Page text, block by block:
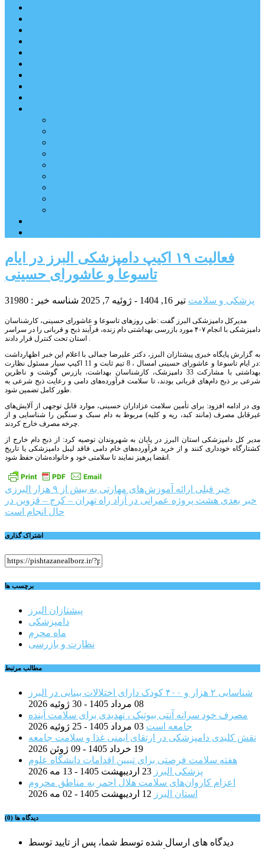
فعالیت ١٩ اکیپ دامپزشکی البرز در ایام
تاسوعا و عاشورای حسینی
پزشکی و سلامت تیر 16, 1404 - ژوئیه 7, 2025 شناسه خبر : 31980
مدیرکل دامپزشکی البرز گفت :طی روزهای تاسوعا و عاشورای حسینی، کارشناسان
دامپزشکی با انجام ۴۰۷ مورد بازرسی بهداشتی دام زنده، فرآیند ذبح و قربانی را در سراسر
استان تحت کنترل قرار دادند .
به گزارش پایگاه خبری پیشتازان البرز، دکتر علیرضا جمالی با اعلام این خبر اظهارداشت
:در ایام تاسوعا و عاشورای حسینی امسال ، 8 تیم ثابت و 11 اکیپ سیار مسئول نظارت
بهداشتی با مشارکت 33 دامپزشک، کارشناسان بهداشت، بازرس گوشت و ناظرین
شرعی بر ذبح دام‌های قربانی بودند، تا سلامت فرآورده‌های دامی و رعایت ذبح شرعی به
طور کامل تضمین شود.
وی در ادامه افزود: برای تأمین سلامت عزاداران حسینی، موارد قابل توجهی از آلایش‌های
غیرقابل مصرف (مانند کبد، ریه و کلیه) مربوط به دام سبک و سنگین را شناسایی و از
چرخه مصرف خارج کردند.
مدیر کل دامپزشکی استان البرز در پایان به شهروندان توصیه کرد: از ذبح دام خارج از
کشتارگاه خودداری کنند و از خرید فرآورده‌های خام دامی فاقد لیبل دامپزشکی یا تاریخ
انقضا پرهیز نمایند تا سلامتی خود و خانواده‌شان حفظ شود.
راهبری
نوشته
خبر قبلی ارائه آموزش‌های مهارتی به بیش از ۹ هزار البرزی
خبر بعدی هشت پروژه عمرانی در آزاد راه تهران – کرج – قزوین در
حال انجام است
اشتراک گذاری
برچسب ها
پیشتازان البرز
دامپزشکی
ماه محرم
نظارت و بازرسی
مطالب مرتبط
شناسایی ۲ هزار و ۴۰۰ کودک دارای اختلالات بینایی در البرز
08 مرداد 1405 - 30 ژوئیه 2026
مصرف خود سرانه آنتی بیوتیک ، تهدیدی برای سلامت آینده
جامعه است 03 مرداد 1405 - 25 ژوئیه 2026
نقش کلیدی دامپزشکی در ارتقای ایمنی غذا و سلامت جامعه
19 خرداد 1405 - 09 ژوئن 2026
هفته سلامت فرصتی برای تبیین اقدامات دانشگاه علوم
پزشکی البرز 23 اردیبهشت 1405 - 13 مه 2026
اعزام کاروان‌های سلامت هلال احمر به مناطق محروم
استان البرز 12 اردیبهشت 1405 - 02 مه 2026
دیدگاه ها (0)
دیدگاه های ارسال شده توسط شما، پس از تایید توسط